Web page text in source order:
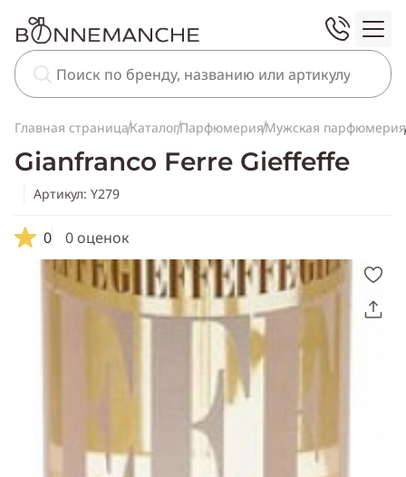
Главная страницаКаталогПарфюмерияМужская парфюмерия
Gianfranco Ferre Gieffeffe
Артикул: Y279
0 0 оценок
WhatsApp